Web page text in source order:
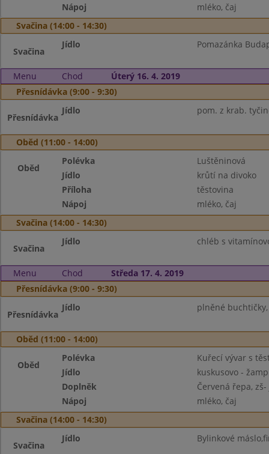
Nápoj
mléko, čaj
Svačina (14:00 - 14:30)
Svačina
Jídlo Pomazánka
Menu Chod
Úterý 16. 4. 2019
Přesnídávka (9:00 - 9:30)
Přesnídávka
Jídlo pom. z krab.
Oběd (11:00 - 14:00)
Oběd
Polévka
Luštěninová
Jídlo
krůtí na divoko
Příloha
těstovina
Nápoj
mléko, čaj
Svačina (14:00 - 14:30)
Svačina
Jídlo chléb s
Menu Chod
Středa 17. 4. 2019
Přesnídávka (9:00 - 9:30)
Přesnídávka
Jídlo plněné
Oběd (11:00 - 14:00)
Oběd
Polévka
Kuřecí vývar s
Jídlo
kuskusovo -
Doplněk
Červená řepa,
Nápoj
mléko, čaj
Svačina (14:00 - 14:30)
Svačina
Jídlo Bylinkové